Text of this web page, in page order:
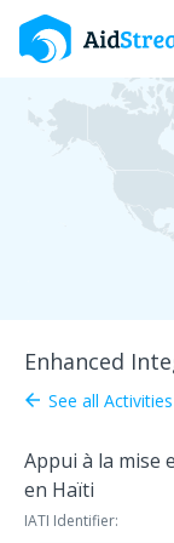
Enhanced
arrow_back See all Activities
Appui à la mise
en Haïti
IATI Identifier: